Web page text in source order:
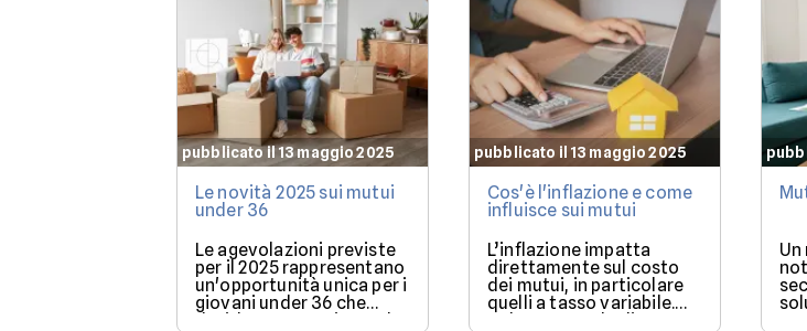
pubblicato il 13 maggio 2025
Le novità 2025 sui mutui
under 36
Le agevolazioni previste
per il 2025 rappresentano
un'opportunità unica per i
giovani under 36 che
desiderano acquistare la
pubblicato il 13 maggio 2025
Cos'è l'inflazione e come
influisce sui mutui
L’inflazione impatta
direttamente sul costo
dei mutui, in particolare
quelli a tasso variabile.
Nel 2025, con la discesa